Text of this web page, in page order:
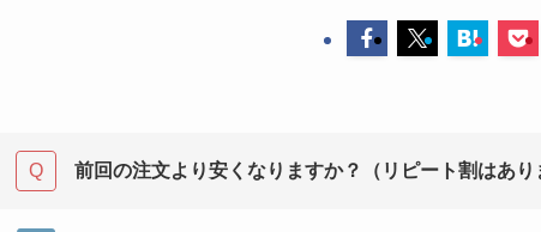
前回の注文より安くなりますか？（リピート割はあり